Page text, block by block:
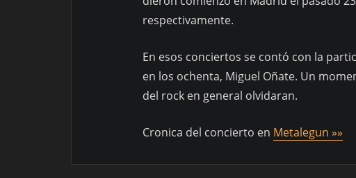
respectivamente.
En esos conciertos se contó con la
en los ochenta, Miguel Oñate. Un
del rock en general olvidaran.
Cronica del concierto en Metalegun »»